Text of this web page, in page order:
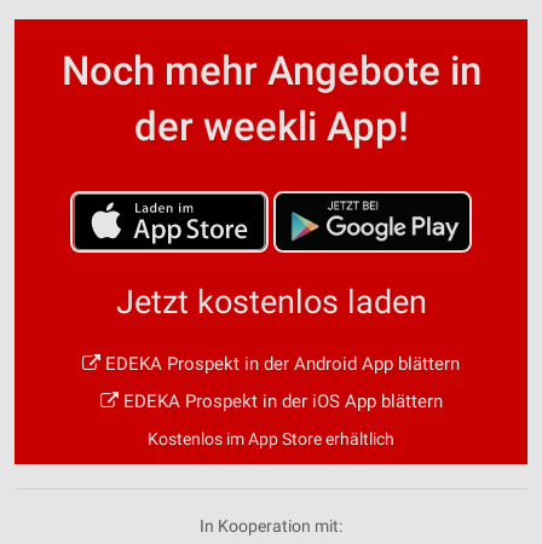
Noch mehr Angebote in
der weekli App!
Jetzt kostenlos laden
EDEKA Prospekt in der Android App blättern
EDEKA Prospekt in der iOS App blättern
Kostenlos im App Store erhältlich
In Kooperation mit: